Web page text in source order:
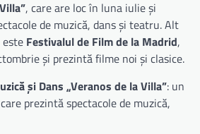
, care are loc în luna iulie și
de muzică, dans și teatru. Alt
Festivalul de Film de la Madrid,
și prezintă filme noi și clasice.
și Dans „Veranos de la Villa”: un
prezintă spectacole de muzică,